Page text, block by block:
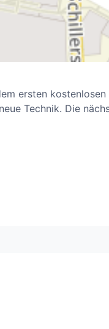
ersten
Technik. Die